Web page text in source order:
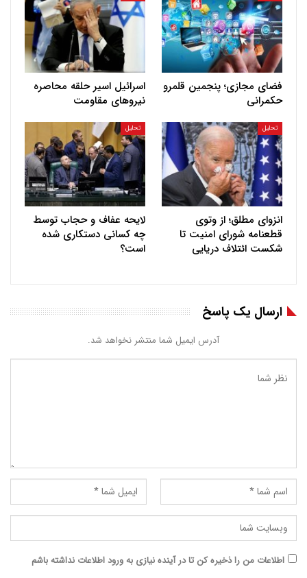
فضای مجازی؛ پنجمین قلمرو
حکمرانی
اسرائیل اسیر حلقه محاصره
نیروهای مقاومت
تحلیل
انزوای مطلق؛ از وتوی
قطعنامه شورای امنیت تا
شکست ائتلاف دریایی
تحلیل
لایحه عفاف و حجاب توسط
چه کسانی دستکاری شده
است؟
ارسال یک پاسخ
آدرس ایمیل شما منتشر نخواهد شد.
اطلاعات من را ذخیره کن تا در آینده نیازی به ورود اطلاعات نداشته باشم